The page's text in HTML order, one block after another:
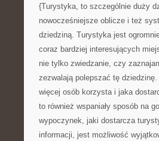
{Turystyka, to szczególnie duży
nowocześniejsze oblicze i też
dziedziną. Turystyka jest
coraz bardziej interesujących
nie tylko zwiedzanie, czy
zezwalają polepszać tę
więcej osób korzysta i jaka
to również wspaniały sposób na
wypoczynek, jaki dostarcza
informacji, jest możliwość